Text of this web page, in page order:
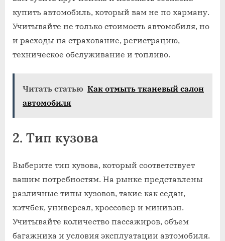
купить автомобиль, который вам не по карману.
Учитывайте не только стоимость автомобиля, но
и расходы на страхование, регистрацию,
техническое обслуживание и топливо.
Читать статью Как отмыть тканевый салон
автомобиля
2. Тип кузова
Выберите тип кузова, который соответствует
вашим потребностям. На рынке представлены
различные типы кузовов, такие как седан,
хэтчбек, универсал, кроссовер и минивэн.
Учитывайте количество пассажиров, объем
багажника и условия эксплуатации автомобиля.